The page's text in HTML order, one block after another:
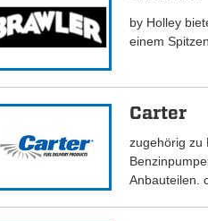
by Holley
einem
Carter
zugehörig zu
Anbauteilen.